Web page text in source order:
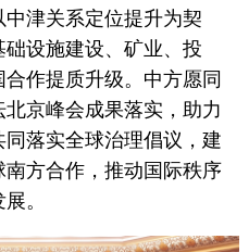
津关系定位提升为契
设施建设、矿业、投
作提质升级。中方愿同
京峰会成果落实，助力
落实全球治理倡议，建
方合作，推动国际秩序
。